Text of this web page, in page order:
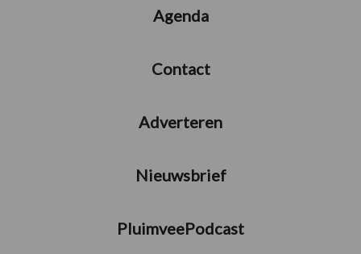
Agenda
Contact
Adverteren
Nieuwsbrief
PluimveePodcast